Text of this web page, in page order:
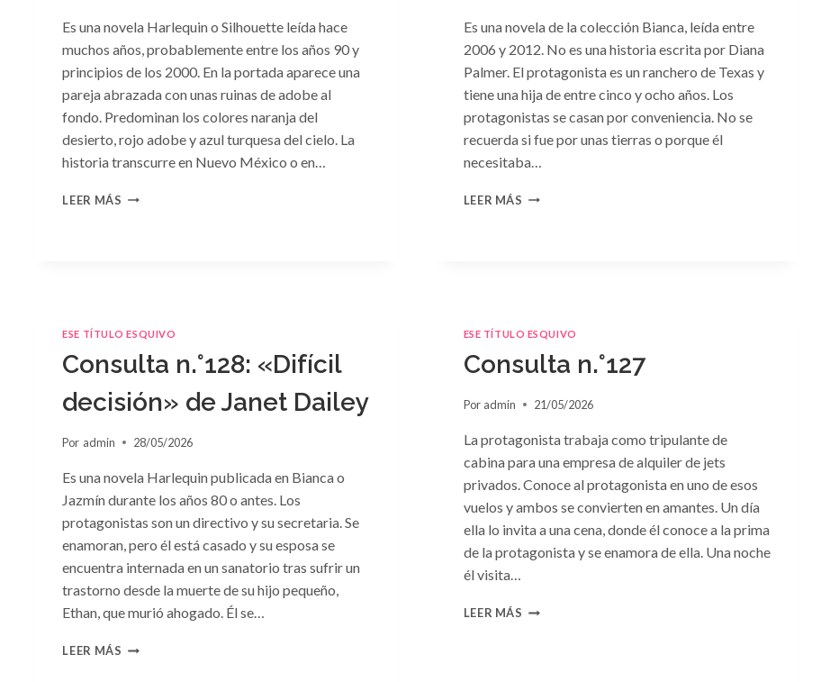
Es una novela Harlequin o Silhouette leída hace
muchos años, probablemente entre los años 90 y
principios de los 2000. En la portada aparece una
pareja abrazada con unas ruinas de adobe al
fondo. Predominan los colores naranja del
desierto, rojo adobe y azul turquesa del cielo. La
historia transcurre en Nuevo México o en…
LEER MÁS CONSULTA
Es una novela de la colección Bianca, leída entre
2006 y 2012. No es una historia escrita por Diana
Palmer. El protagonista es un ranchero de Texas y
tiene una hija de entre cinco y ocho años. Los
protagonistas se casan por conveniencia. No se
recuerda si fue por unas tierras o porque él
necesitaba…
LEER MÁS CONSULTA
ESE TÍTULO ESQUIVO
Consulta n.°128: «Difícil
decisión» de Janet Dailey
Por admin 28/05/2026
Es una novela Harlequin publicada en Bianca o
Jazmín durante los años 80 o antes. Los
protagonistas son un directivo y su secretaria. Se
enamoran, pero él está casado y su esposa se
encuentra internada en un sanatorio tras sufrir un
trastorno desde la muerte de su hijo pequeño,
Ethan, que murió ahogado. Él se…
LEER MÁS CONSULTA
ESE TÍTULO ESQUIVO
Consulta n.°127
Por admin 21/05/2026
La protagonista trabaja como tripulante de
cabina para una empresa de alquiler de jets
privados. Conoce al protagonista en uno de esos
vuelos y ambos se convierten en amantes. Un día
ella lo invita a una cena, donde él conoce a la prima
de la protagonista y se enamora de ella. Una noche
él visita…
LEER MÁS CONSULTA